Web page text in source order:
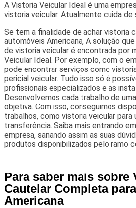
A Vistoria Veicular Ideal é uma
vistoria veicular. Atualmente cuida de
Se tem a finalidade de achar vistoria
automóveis Americana, A solução
de vistoria veicular é encontrada por
Veicular Ideal. Por exemplo, com o
pode encontrar serviços como
pericial veicular. Tudo isso só é
profissionais especializados e as
Desenvolvemos cada trabalho de
objetiva. Com isso, conseguimos
trabalhos, como vistoria veicular para
transferência. Saiba mais entrando
empresa, sanando assim as suas
produtos disponibilizados pelo ramo
Para saber mais sobre
Cautelar Completa
Americana